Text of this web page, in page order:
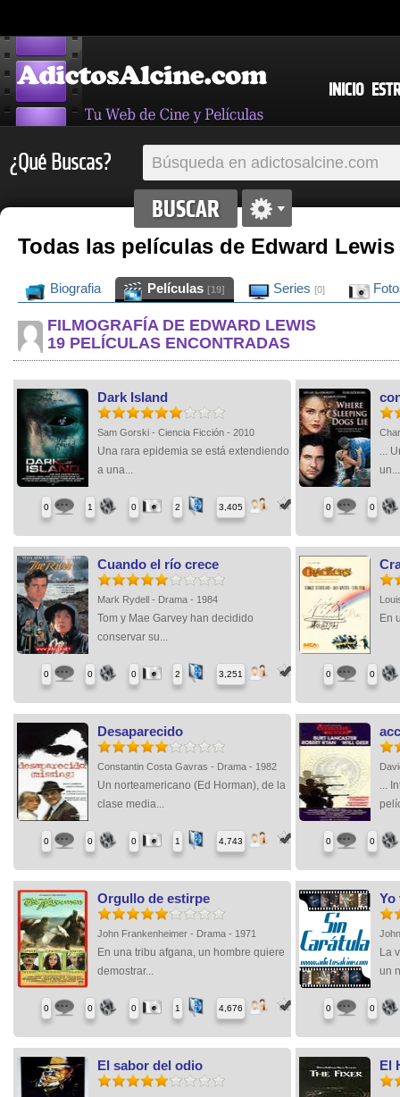
INICIO
¿Qué Buscas?
Todas las películas de Edward Lewis
Biografia Películas [19] Series [0]
FILMOGRAFÍA DE EDWARD LEWIS
19 PELÍCULAS ENCONTRADAS
Dark Island
Sam Gorski - Ciencia Ficción - 2010
Una rara epidemia se está extendiendo
a una...
0 1 0 2 3,405
...
un...
0 0
Cuando el río crece
Mark Rydell - Drama - 1984
Tom y Mae Garvey han decidido
conservar su...
0 0 0 2 3,251
En
0 0
Desaparecido
Constantin Costa Gavras - Drama - 1982
Un norteamericano (Ed Horman), de la
clase media...
0 0 0 1 4,743
...
0 0
Orgullo de estirpe
John Frankenheimer - Drama - 1971
En una tribu afgana, un hombre quiere
demostrar...
0 0 0 1 4,676
Yo
La
un
0 0
El sabor del odio El